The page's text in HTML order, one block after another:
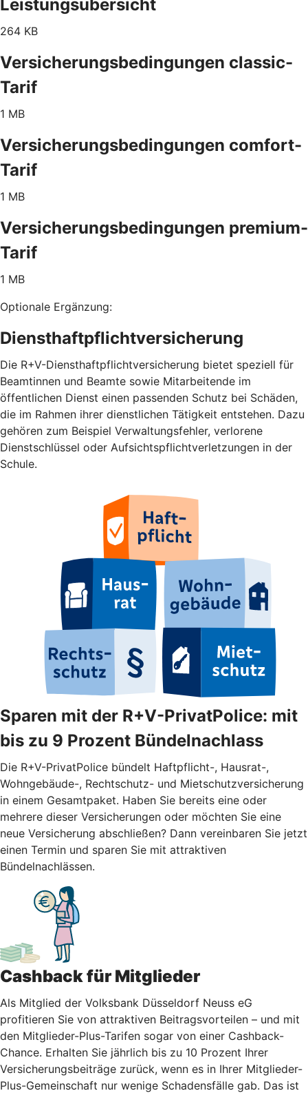
Leistungsübersicht
264 KB
Versicherungsbedingungen classic-
Tarif
1 MB
Versicherungsbedingungen comfort-
Tarif
1 MB
Versicherungsbedingungen premium-
Tarif
1 MB
Optionale Ergänzung:
Diensthaftpflichtversicherung
Die R+V-Diensthaftpflichtversicherung bietet speziell für
Beamtinnen und Beamte sowie Mitarbeitende im
öffentlichen Dienst einen passenden Schutz bei Schäden,
die im Rahmen ihrer dienstlichen Tätigkeit entstehen. Dazu
gehören zum Beispiel Verwaltungsfehler, verlorene
Dienstschlüssel oder Aufsichtspflichtverletzungen in der
Schule.
Sparen mit der R+V-PrivatPolice: mit
bis zu 9 Prozent Bündelnachlass
Die R+V-PrivatPolice bündelt Haftpflicht-, Hausrat-,
Wohngebäude-, Rechtschutz- und Mietschutzversicherung
in einem Gesamtpaket. Haben Sie bereits eine oder
mehrere dieser Versicherungen oder möchten Sie eine
neue Versicherung abschließen? Dann vereinbaren Sie jetzt
einen Termin und sparen Sie mit attraktiven
Bündelnachlässen.
Cashback für Mitglieder
Als Mitglied der Volksbank Düsseldorf Neuss eG
profitieren Sie von attraktiven Beitragsvorteilen – und mit
den Mitglieder-Plus-Tarifen sogar von einer Cashback-
Chance. Erhalten Sie jährlich bis zu 10 Prozent Ihrer
Versicherungsbeiträge zurück, wenn es in Ihrer Mitglieder-
Plus-Gemeinschaft nur wenige Schadensfälle gab. Das ist